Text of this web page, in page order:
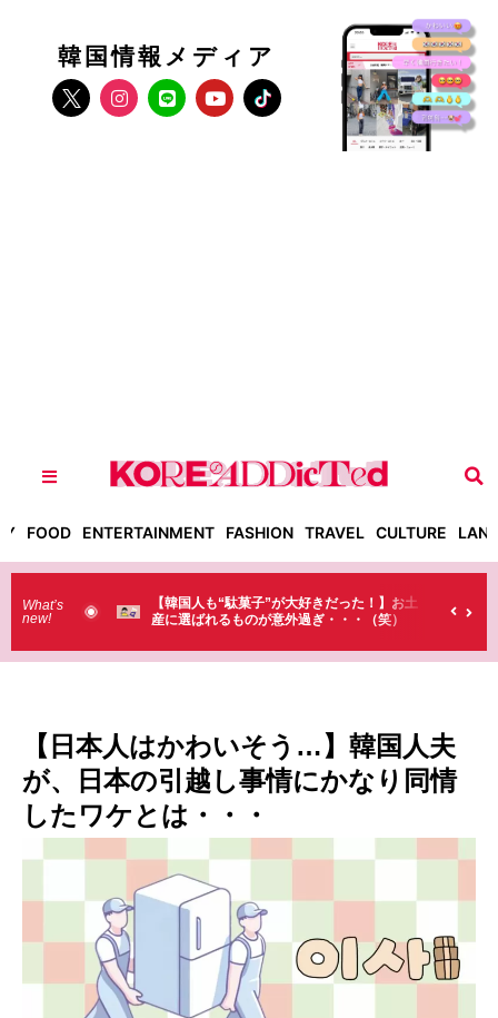
韓国情報メディア
FOOD ENTERTAINMENT FASHION TRAVEL CULTURE
What’s
new!
菓子”が大好きだった！】お土
のが意外過ぎ・・・（笑）
【そんなものまで買っていくの？】日
ラストで韓国人が買うものがちょっと…
【日本人はかわいそう…】韓国人夫
が、日本の引越し事情にかなり同情
したワケとは・・・